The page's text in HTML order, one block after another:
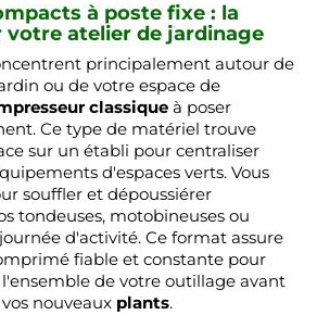
à poste fixe : la
votre atelier de jardinage
principalement autour de
ou de votre espace de
classique à poser
Ce type de matériel trouve
sur un établi pour centraliser
d'espaces verts. Vous
souffler et dépoussiérer
tondeuses, motobineuses ou
d'activité. Ce format assure
fiable et constante pour
de votre outillage avant
nouveaux plants.